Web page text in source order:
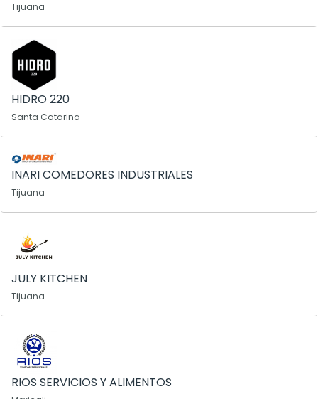
Tijuana
HIDRO 220
Santa Catarina
INARI COMEDORES INDUSTRIALES
Tijuana
JULY KITCHEN
Tijuana
RIOS SERVICIOS Y ALIMENTOS